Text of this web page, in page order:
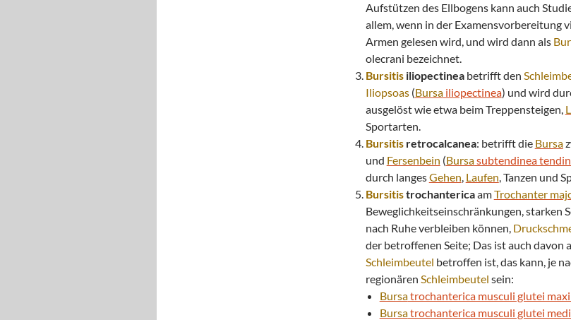
Aufstützen des Ellbogens kann auch
allem, wenn in der Examensvorbereitung
Armen gelesen wird, und wird dann als
olecrani bezeichnet.
Bursitisiliopectineabetrifft den
Iliopsoas(Bursailiopectinea) und wird
ausgelöst wie etwa beim Treppensteigen,
Sportarten.
Bursitisretrocalcanea: betrifft die Bursa
und Fersenbein (Bursasubtendinea
durch langesGehen, Laufen, Tanzen und
BursitistrochantericaamTrochanter
Beweglichkeitseinschränkungen, starken
nach Ruhe verbleiben können,
der betroffenen Seite; Das ist auch davon
Schleimbeutel betroffen ist, das kann, je
regionären Schleimbeutel sein:
Bursatrochanterica musculi glutei
Bursatrochanterica musculi glutei